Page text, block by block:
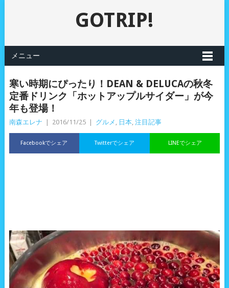
GOTRIP!
メニュー
寒い時期にぴったり！DEAN & DELUCAの秋冬
定番ドリンク「ホットアップルサイダー」が今
年も登場！
南森エレナ 2016/11/25 グルメ , 日本, 注目記事
Facebookでシェア LINEでシェア
Twitterでシェア